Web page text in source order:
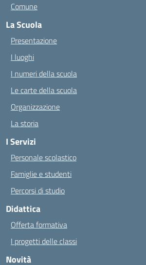
Comune
La Scuola
Presentazione
I luoghi
I numeri della scuola
Le carte della scuola
Organizzazione
La storia
I Servizi
Personale scolastico
Famiglie e studenti
Percorsi di studio
Didattica
Offerta formativa
I progetti delle classi
Novità